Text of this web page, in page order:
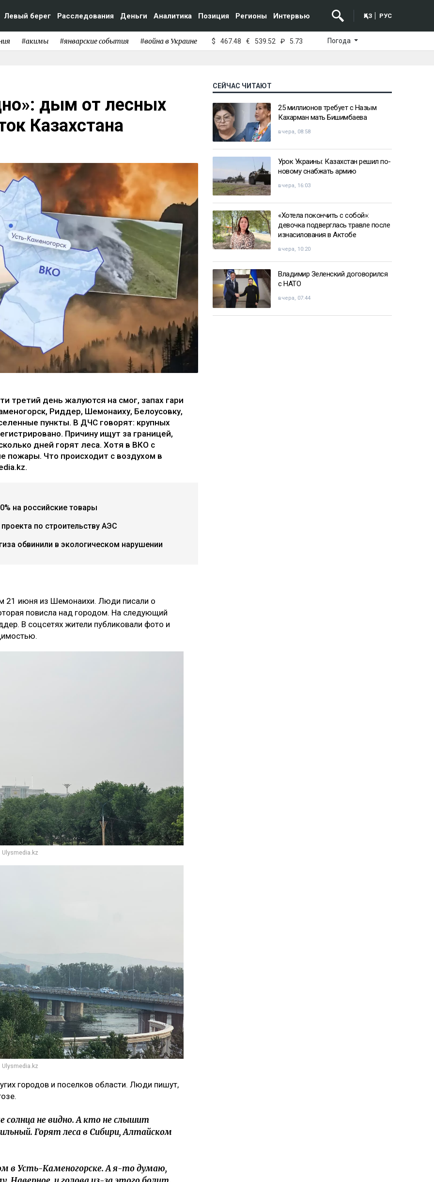
Левый берег Расследования Деньги Аналитика Позиция Регионы Интервью ҚАЗ РУС
#акимы #январские события #война в Украине $ 467.48 € 539.52 ₽ 5.73 Погода
дым от лесных
Казахстана
третий день жалуются на смог, запах гари
Риддер, Шемонаиху, Белоусовку,
пункты. В ДЧС говорят: крупных
Причину ищут за границей,
дней горят леса. Хотя в ВКО с
Что происходит с воздухом в
на российские товары
по строительству АЭС
обвинили в экологическом нарушении
21 июня из Шемонаихи. Люди писали о
повисла над городом. На следующий
В соцсетях жители публиковали фото и
городов и поселков области. Люди пишут,
солнца не видно. А кто не слышит
Горят леса в Сибири, Алтайском
в Усть-Каменогорске. А я-то думаю,
СЕЙЧАС ЧИТАЮТ
25 миллионов требует с Назым
Кахарман мать Бишимбаева
вчера, 08:58
Урок Украины: Казахстан решил по-
новому снабжать армию
вчера, 16:03
«Хотела покончить с собой»:
девочка подверглась травле после
изнасилования в Актобе
вчера, 10:20
Владимир Зеленский договорился
с НАТО
вчера, 07:44